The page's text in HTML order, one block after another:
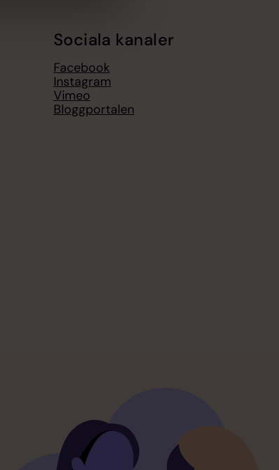
Sociala kanaler
Facebook
Instagram
Vimeo
Bloggportalen